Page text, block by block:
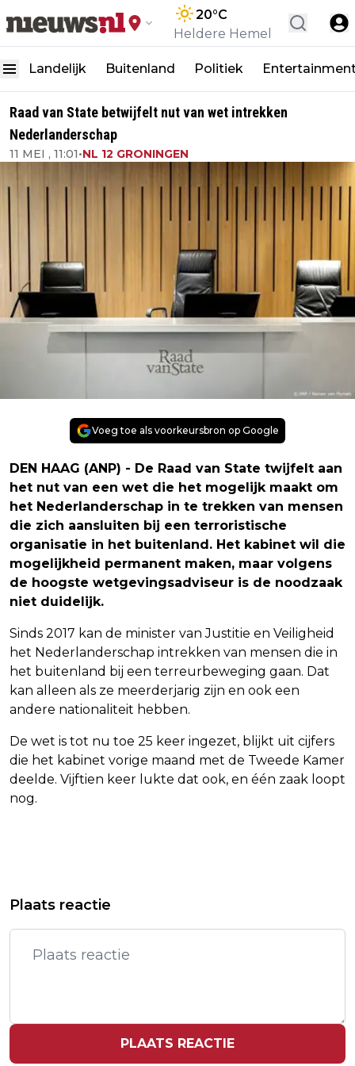
20°C
Heldere Hemel
Landelijk Buitenland Politiek
Raad van State betwijfelt nut van wet intrekken
Nederlanderschap
11 MEI , 11:01•NL 12 GRONINGEN
Voeg toe als voorkeursbron op Google
DEN HAAG (ANP) - De Raad van State twijfelt aan
het nut van een wet die het mogelijk maakt om
het Nederlanderschap in te trekken van mensen
die zich aansluiten bij een terroristische
organisatie in het buitenland. Het kabinet wil die
mogelijkheid permanent maken, maar volgens
de hoogste wetgevingsadviseur is de noodzaak
niet duidelijk.
Sinds 2017 kan de minister van Justitie en Veiligheid
het Nederlanderschap intrekken van mensen die in
het buitenland bij een terreurbeweging gaan. Dat
kan alleen als ze meerderjarig zijn en ook een
andere nationaliteit hebben.
De wet is tot nu toe 25 keer ingezet, blijkt uit cijfers
die het kabinet vorige maand met de Tweede Kamer
deelde. Vijftien keer lukte dat ook, en één zaak loopt
nog.
MAANDAGAVOND TERUG IN
RAAD VAN STATE BETWIJFELT NUT
VAN WET INTREKKEN
NEDERLANDERSCHAP
Plaats reactie
PLAATS REACTIE